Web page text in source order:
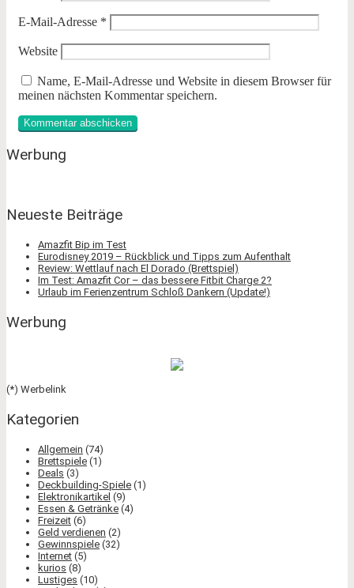
E-Mail-Adresse *
Website
Name, E-Mail-Adresse und Website in diesem Browser für
meinen nächsten Kommentar speichern.
Werbung
Neueste Beiträge
Amazfit Bip im Test
Eurodisney 2019 – Rückblick und Tipps zum Aufenthalt
Review: Wettlauf nach El Dorado (Brettspiel)
Im Test: Amazfit Cor – das bessere Fitbit Charge 2?
Urlaub im Ferienzentrum Schloß Dankern (Update!)
Werbung
(*) Werbelink
Kategorien
Allgemein (74)
Brettspiele (1)
Deals (3)
Deckbuilding-Spiele (1)
Elektronikartikel (9)
Essen & Getränke (4)
Freizeit (6)
Geld verdienen (2)
Gewinnspiele (32)
Internet (5)
kurios (8)
Lustiges (10)